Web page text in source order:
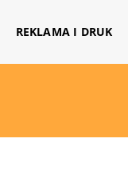
REKLAMA I DRUK